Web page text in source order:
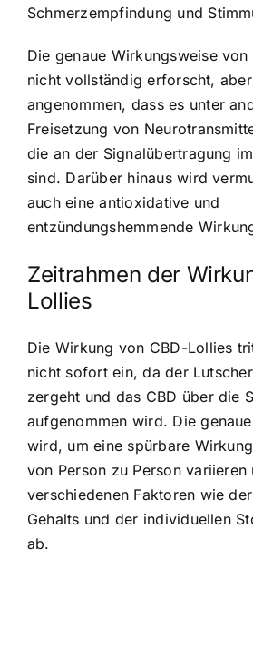
Schmerzempfindung und
Die genaue Wirkungsweise
nicht vollständig erforscht,
angenommen, dass es unter
Freisetzung von
die an der Signalübertragung
sind. Darüber hinaus wird
auch eine antioxidative und
entzündungshemmende
Zeitrahmen der
Lollies
Die Wirkung von CBD-Lollies
nicht sofort ein, da der
zergeht und das CBD über die
aufgenommen wird. Die
wird, um eine spürbare
von Person zu Person variieren
verschiedenen Faktoren wie
Gehalts und der individuellen
ab.